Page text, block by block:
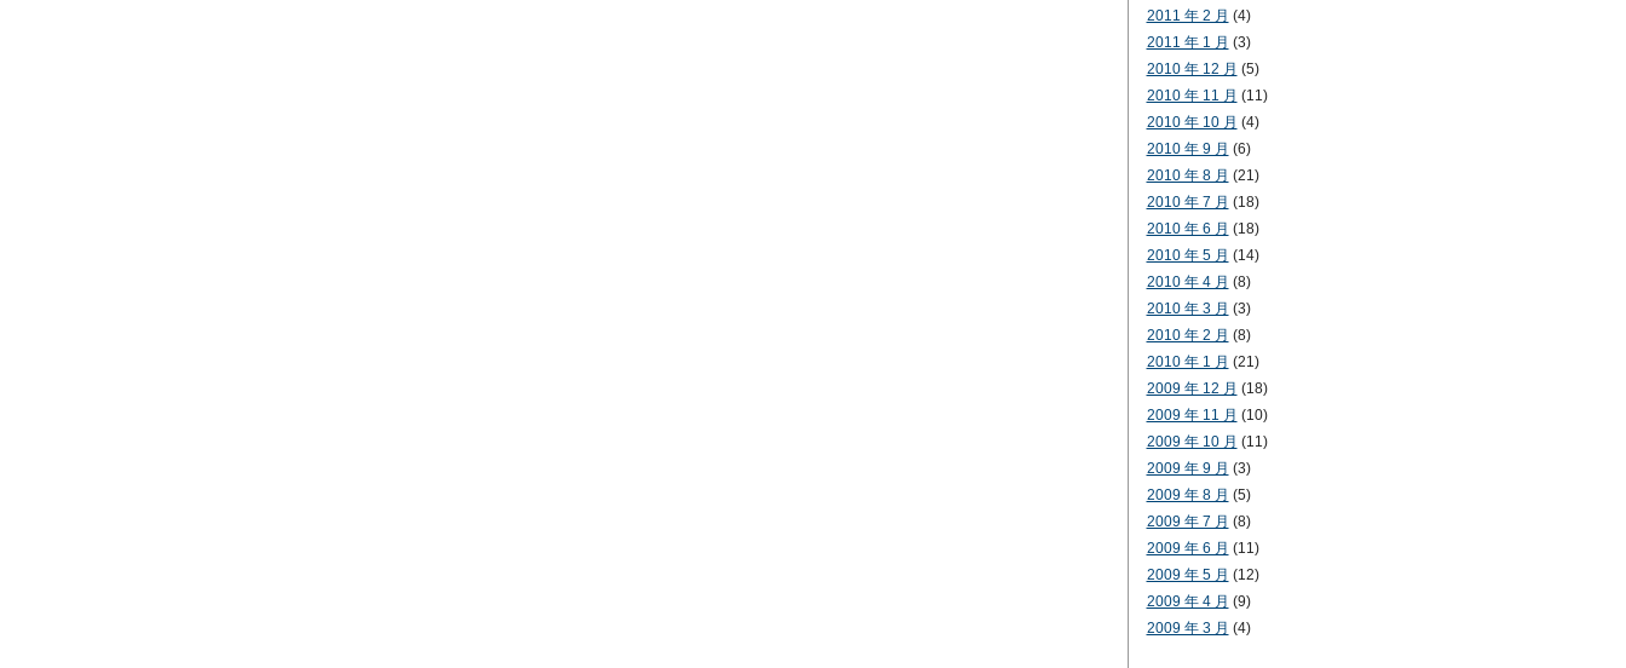
2011 年 2 月 (4)
2011 年 1 月 (3)
2010 年 12 月 (5)
2010 年 11 月 (11)
2010 年 10 月 (4)
2010 年 9 月 (6)
2010 年 8 月 (21)
2010 年 7 月 (18)
2010 年 6 月 (18)
2010 年 5 月 (14)
2010 年 4 月 (8)
2010 年 3 月 (3)
2010 年 2 月 (8)
2010 年 1 月 (21)
2009 年 12 月 (18)
2009 年 11 月 (10)
2009 年 10 月 (11)
2009 年 9 月 (3)
2009 年 8 月 (5)
2009 年 7 月 (8)
2009 年 6 月 (11)
2009 年 5 月 (12)
2009 年 4 月 (9)
2009 年 3 月 (4)